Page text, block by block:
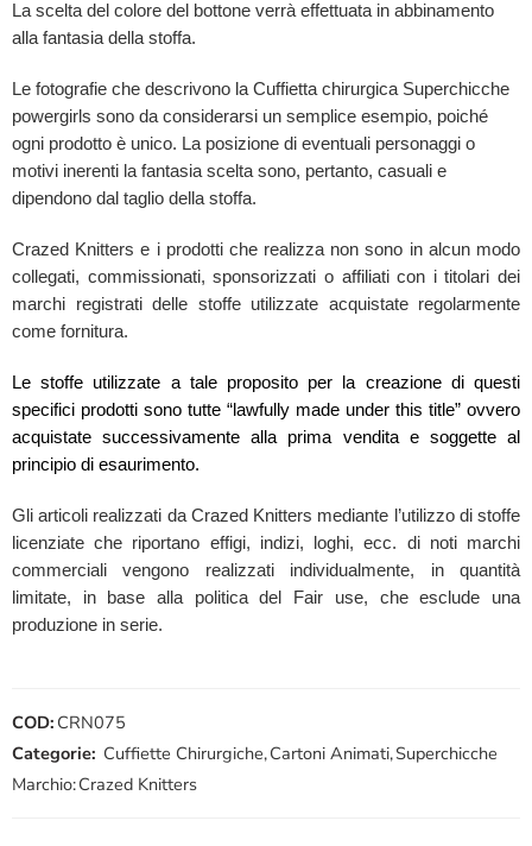
La scelta del colore del bottone verrà effettuata in abbinamento
alla fantasia della stoffa.
Le fotografie che descrivono la Cuffietta chirurgica Superchicche
powergirls sono da considerarsi un semplice esempio, poiché
ogni prodotto è unico. La posizione di eventuali personaggi o
motivi inerenti la fantasia scelta sono, pertanto, casuali e
dipendono dal taglio della stoffa.
Crazed Knitters e i prodotti che realizza non sono in alcun modo
collegati, commissionati, sponsorizzati o affiliati con i titolari dei
marchi registrati delle stoffe utilizzate acquistate regolarmente
come fornitura.
Le stoffe utilizzate a tale proposito per la creazione di questi
specifici prodotti sono tutte “lawfully made under this title” ovvero
acquistate successivamente alla prima vendita e soggette al
principio di esaurimento.
Gli articoli realizzati da Crazed Knitters mediante l’utilizzo di stoffe
licenziate che riportano effigi, indizi, loghi, ecc. di noti marchi
commerciali vengono realizzati individualmente, in quantità
limitate, in base alla politica del Fair use, che esclude una
produzione in serie.
COD: CRN075
Categorie: Cuffiette Chirurgiche,Cartoni Animati,Superchicche
Marchio:Crazed Knitters